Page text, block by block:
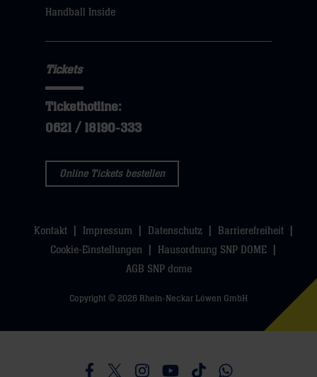
Handball Inside
Tickets
Tickethotline:
0621 / 18190-333
Online Tickets bestellen
Kontakt Impressum Datenschutz
Barrierefreiheit
Cookie-Einstellungen
Hausordnung SNP DOME
AGB SNP dome
Copyright © 2026 Rhein-Neckar Löwen GmbH